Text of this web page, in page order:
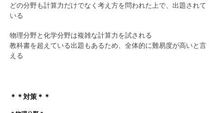
どの分野も計算力だけでなく考え方を問われた上で、出題されて
いる
物理分野と化学分野は複雑な計算力を試される
教科書を超えている出題もあるため、全体的に難易度が高いと言
える
＊＊対策＊＊